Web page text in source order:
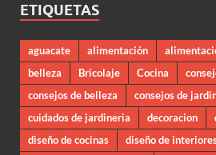
ETIQUETAS
aguacate alimentación
belleza
Bricolaje Cocina
consejos de belleza
consejos de
cuidados de jardineria
decoracion
diseño de cocinas
diseño de